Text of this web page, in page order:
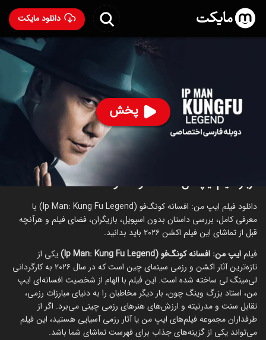
دانلود مایکت
پخش
فیلم ایپ من: افسانه کونگ‌ فو با دوبله فارسی
- Ip Man:
۶۹ 43% ۴.۰
ساخت چین سال 2026
رده سنی ۱۸+
درباره فیلم ایپ من: افسانه کونگ‌ فو
دانلود فیلم ایپ من: افسانه کونگ‌فو (Ip Man: Kung Fu Legend) با
معرفی کامل، بررسی داستان بدون اسپویل، بازیگران، فضای فیلم و هرآنچه
قبل از تماشای این فیلم اکشن ۲۰۲۶ باید بدانید.
فیلمایپ من: افسانه کونگ‌فو (Ip Man: Kung Fu Legend)
یکی از
تازه‌ترین آثار اکشن و رزمی سینمای چین است که در سال ۲۰۲۶ به کارگردانی
لی‌مینگ لی ساخته شده است. این فیلم با الهام از شخصیت افسانه‌ای ایپ
من، استاد بزرگ وینگ چون، بار دیگر مخاطبان را به دنیای مبارزات رزمی،
تقابل سنت و مدرنیته و ارزش‌های هنرهای رزمی چینی می‌برد. اگر از
طرفداران مجموعه فیلم‌های ایپ من یا آثار رزمی آسیایی هستید، این فیلم
می‌تواند یکی از گزینه‌های جذاب برای فهرست تماشای شما باشد.